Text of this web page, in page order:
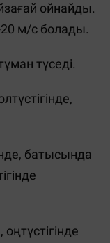
ойнайды.
20 м/с болады.
түседі.
батысында